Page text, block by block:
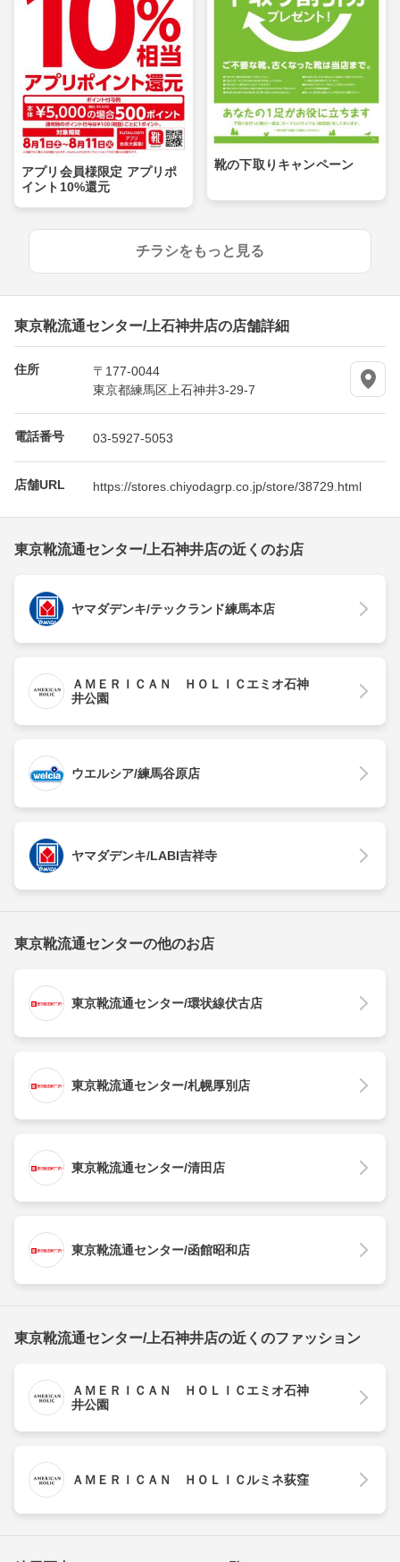
アプリ会員様限定 アプリポ
イント10%還元
靴の下取りキャンペーン
チラシをもっと見る
東京靴流通センター/上石神井店の店舗詳細
住所
〒177-0044
東京都練馬区上石神井3-29-7
電話番号 03-5927-5053
店舗URL https://stores.chiyodagrp.co.jp/store/38729.html
東京靴流通センター/上石神井店の近くのお店
ヤマダデンキ/テックランド練馬本店
ＡＭＥＲＩＣＡＮ ＨＯＬＩＣエミオ石神
井公園
ウエルシア/練馬谷原店
ヤマダデンキ/LABI吉祥寺
東京靴流通センターの他のお店
東京靴流通センター/環状線伏古店
東京靴流通センター/札幌厚別店
東京靴流通センター/清田店
東京靴流通センター/函館昭和店
東京靴流通センター/上石神井店の近くのファッション
ＡＭＥＲＩＣＡＮ ＨＯＬＩＣエミオ石神
井公園
ＡＭＥＲＩＣＡＮ ＨＯＬＩＣルミネ荻窪